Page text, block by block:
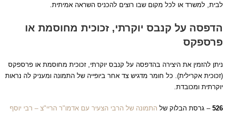
לבית, למשרד או לכל מקום שבו רוצים להכניס השראה אמיתית.
הדפסה על קנבס יוקרתי, זכוכית מחוסמת או
פרספקס
ניתן להזמין את היצירה בהדפסה על קנבס יוקרתי, זכוכית מחוסמת או פרספקס
(זכוכית אקרילית). כל חומר מדגיש צד אחר ביופייה של התמונה ומעניק לה נראות
יוקרתית ומכובדת.
526 – גרסת הבלוק של התמונה של הרבי הצעיר עם אדמו"ר הריי"צ – רבי יוסף